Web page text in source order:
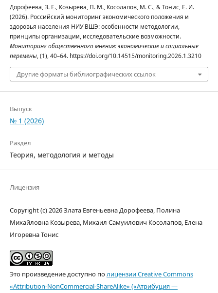
Дорофеева, З. Е., Козырева, П. М., Косолапов, М. С., & Тонис, Е. И.
(2026). Российский мониторинг экономического положения и
здоровья населения НИУ ВШЭ: особенности методологии,
принципы организации, исследовательские возможности.
Мониторинг общественного мнения: экономические и социальные
перемены, (1), 40–64. https://doi.org/10.14515/monitoring.2026.1.3210
Другие форматы библиографических ссылок
Выпуск
№ 1 (2026)
Раздел
Теория, методология и методы
Лицензия
Copyright (c) 2026 Злата Евгеньевна Дорофеева, Полина
Михайловна Козырева, Михаил Самуилович Косолапов, Елена
Игоревна Тонис
Это произведение доступно полицензии Creative Commons
«Attribution-NonCommercial-ShareAlike» («Атрибуция —